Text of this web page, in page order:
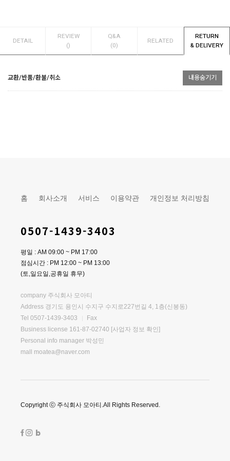
DETAIL
REVIEW
()
Q&A
(0)
RELATED
RETURN
& DELIVERY
교환/반품/환불/취소 내용숨기기
홈 회사소개 서비스 이용약관 개인정보 처리방침
0507-1439-3403
평일 : AM 09:00 ~ PM 17:00
점심시간 : PM 12:00 ~ PM 13:00
(토,일요일,공휴일 휴무)
company 주식회사 모아티
Address 경기도 용인시 수지구 수지로227번길 4, 1층(신봉동)
Tel 0507-1439-3403
Fax
Business license 161-87-02740 [사업자 정보 확인]
Personal info manager 박성민
mall moatea@naver.com
Copyright ⓒ 주식회사 모아티.All Rights Reserved.